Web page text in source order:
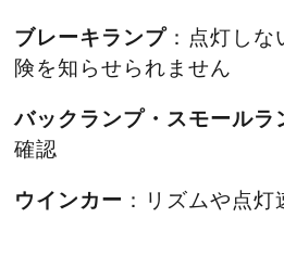
ブレーキランプ ：点灯し
険を知らせられません
バックランプ・スモールラ
確認
ウインカー ：リズムや点